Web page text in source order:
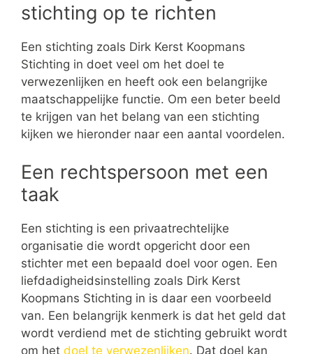
stichting op te richten
Een stichting zoals Dirk Kerst Koopmans
Stichting in doet veel om het doel te
verwezenlijken en heeft ook een belangrijke
maatschappelijke functie. Om een beter beeld
te krijgen van het belang van een stichting
kijken we hieronder naar een aantal voordelen.
Een rechtspersoon met een
taak
Een stichting is een privaatrechtelijke
organisatie die wordt opgericht door een
stichter met een bepaald doel voor ogen. Een
liefdadigheidsinstelling zoals Dirk Kerst
Koopmans Stichting in is daar een voorbeeld
van. Een belangrijk kenmerk is dat het geld dat
wordt verdiend met de stichting gebruikt wordt
om het doel te verwezenlijken. Dat doel kan